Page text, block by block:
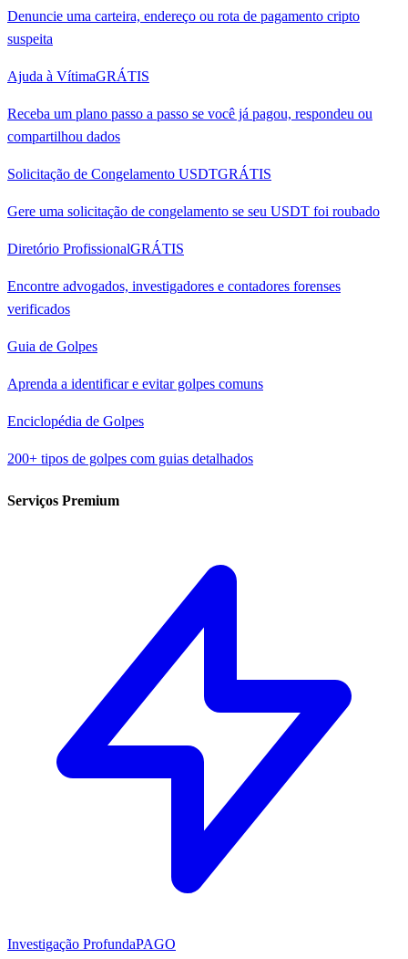
Denuncie uma carteira, endereço ou rota de pagamento cripto
suspeita
Ajuda à VítimaGRÁTIS
Receba um plano passo a passo se você já pagou, respondeu ou
compartilhou dados
Solicitação de Congelamento USDTGRÁTIS
Gere uma solicitação de congelamento se seu USDT foi roubado
Diretório ProfissionalGRÁTIS
Encontre advogados, investigadores e contadores forenses
verificados
Guia de Golpes
Aprenda a identificar e evitar golpes comuns
Enciclopédia de Golpes
200+ tipos de golpes com guias detalhados
Serviços Premium
Investigação ProfundaPAGO